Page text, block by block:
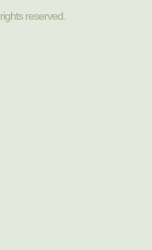
reserved.